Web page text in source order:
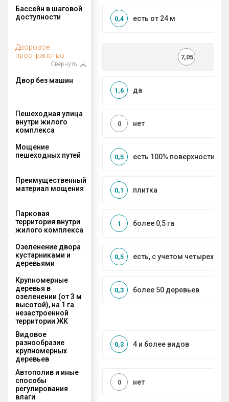
Бассейн в шаговой
доступности
есть от 24 м
0,4
Дворовое
пространство
Свернуть
7,05
Двор без машин
да
1,6
Пешеходная улица
внутри жилого
комплекса
нет
0
Мощение
пешеходных путей
есть 100% поверхности
0,5
Преимущественный
материал мощения
плитка
0,1
Парковая
территория внутри
жилого комплекса
более 0,5 га
1
Озеленение двора
кустарниками и
деревьями
есть, с учетом четырех
0,5
Крупномерные
деревья в
озеленении (от 3 м
высотой), на 1 га
незастроенной
территории ЖК
более 50 деревьев
0,3
Видовое
разнообразие
крупномерных
деревьев
4 и более видов
0,3
Автополив и иные
способы
регулирования
влаги
нет
0